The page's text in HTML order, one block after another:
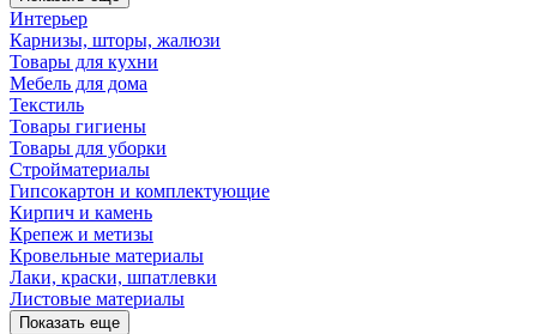
Интерьер
Карнизы, шторы, жалюзи
Товары для кухни
Мебель для дома
Текстиль
Товары гигиены
Товары для уборки
Стройматериалы
Гипсокартон и комплектующие
Кирпич и камень
Крепеж и метизы
Кровельные материалы
Лаки, краски, шпатлевки
Листовые материалы
Показать еще